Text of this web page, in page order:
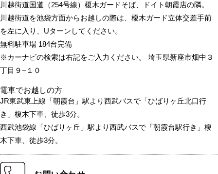
川越街道国道（254号線）榎木ガードそば、ドイト朝霞店の隣。
川越街道を池袋方面からお越しの際は、榎木ガード立体交差手前
を左に入り、Uターンしてください。
無料駐車場 184台完備
※カーナビの検索は右記をご入力ください。 埼玉県新座市畑中３
丁目９−１０
電車でお越しの方
JR東武東上線「朝霞台」駅より西武バスで「ひばりヶ丘北口行
き」榎木下車、徒歩3分。
西武池袋線「ひばりヶ丘」駅より西武バスで「朝霞台駅行き」榎
木下車、徒歩3分。